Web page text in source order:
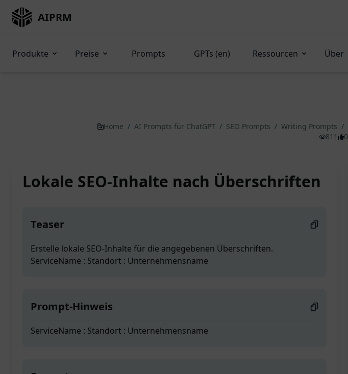
AIPRM
Produkte Preise Prompts GPTs (en) Ressourcen Über
Home / AI Prompts für ChatGPT / SEO Prompts / Writing Prompts /
811
0
Lokale SEO-Inhalte nach Überschriften
Teaser
Erstelle lokale SEO-Inhalte für die angegebenen Überschriften.
ServiceName : Standort : Unternehmensname
Prompt-Hinweis
ServiceName : Standort : Unternehmensname